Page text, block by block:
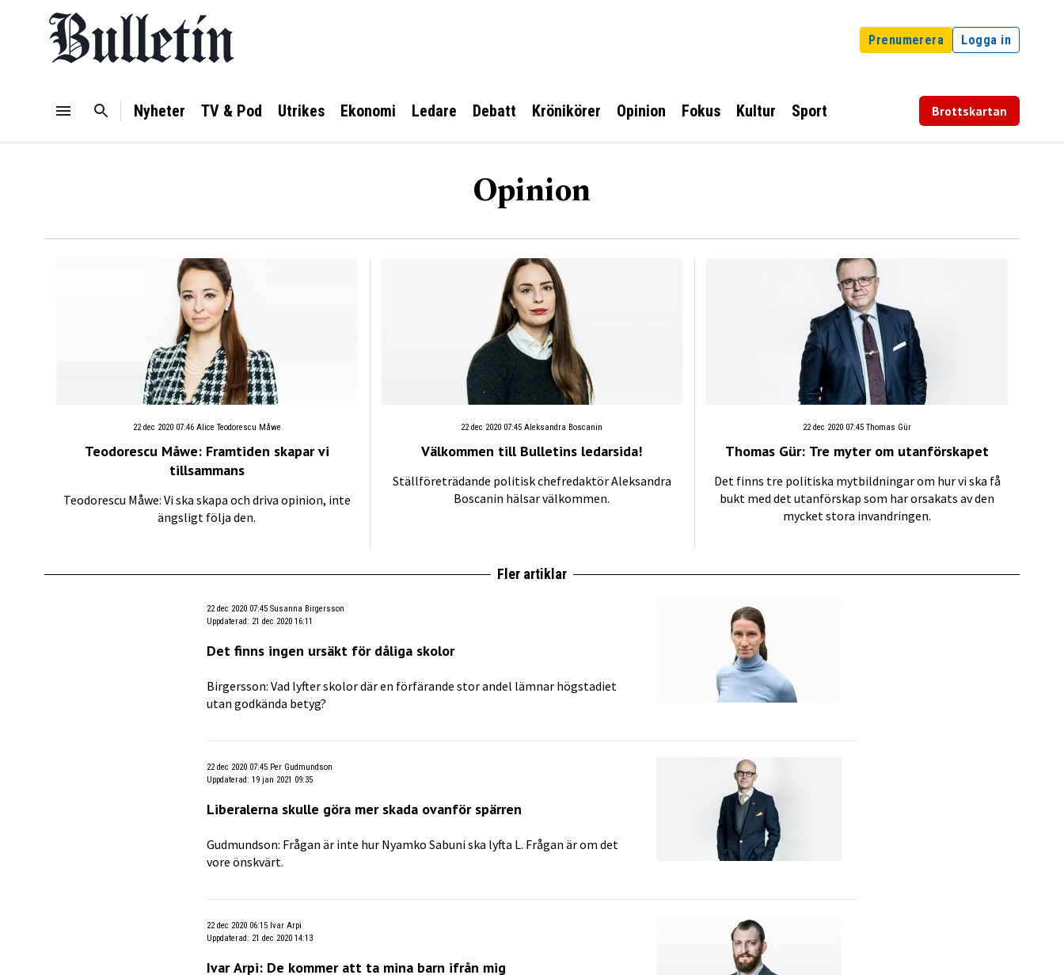
Prenumerera Logga in
Nyheter TV & Pod Utrikes Ekonomi Ledare Debatt Krönikörer Opinion Fokus Kultur Sport Brottskartan
Opinion
22 dec 2020 07:46 Alice Teodorescu Måwe
Teodorescu Måwe: Framtiden skapar vi
tillsammans
Teodorescu Måwe: Vi ska skapa och driva opinion, inte
ängsligt följa den.
22 dec 2020 07:45 Aleksandra Boscanin
Välkommen till Bulletins ledarsida!
Ställföreträdande politisk chefredaktör Aleksandra
Boscanin hälsar välkommen.
22 dec 2020 07:45 Thomas Gür
Thomas Gür: Tre myter om utanförskapet
Det finns tre politiska mytbildningar om hur vi ska få
bukt med det utanförskap som har orsakats av den
mycket stora invandringen.
Fler artiklar
22 dec 2020 07:45 Susanna Birgersson
Uppdaterad: 21 dec 2020 16:11
Det finns ingen ursäkt för dåliga skolor
Birgersson: Vad lyfter skolor där en förfärande stor andel lämnar högstadiet
utan godkända betyg?
22 dec 2020 07:45 Per Gudmundson
Uppdaterad:19 jan 2021 09:35
Liberalerna skulle göra mer skada ovanför spärren
Gudmundson: Frågan är inte hur Nyamko Sabuni ska lyfta L. Frågan är om det
vore önskvärt.
22 dec 2020 06:15 Ivar Arpi
Uppdaterad: 21 dec 2020 14:13
Ivar Arpi: De kommer att ta mina barn ifrån mig